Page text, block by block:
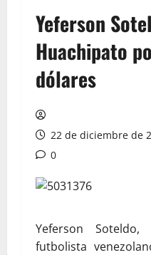
Yeferson
Huachipato
dólares
22 de diciembre de
0
Yeferson
futbolista